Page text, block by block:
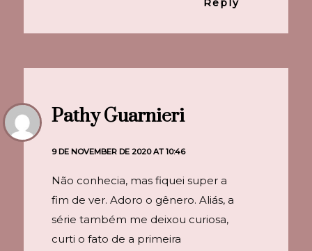
Reply
Pathy Guarnieri
9 DE NOVEMBER DE 2020 AT 10:46
Não conhecia, mas fiquei super a
fim de ver. Adoro o gênero. Aliás, a
série também me deixou curiosa,
curti o fato de a primeira